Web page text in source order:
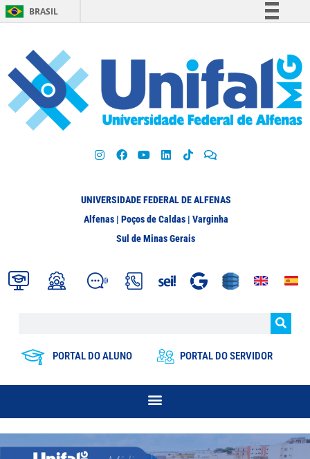
BRASIL
Participe
Acesso à informação
Legislação
UNIVERSIDADE FEDERAL DE ALFENAS
Alfenas | Poços de Caldas | Varginha
Sul de Minas Gerais
PORTAL DO ALUNO PORTAL DO SERVIDOR